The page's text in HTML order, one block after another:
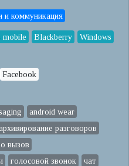
и коммуникация
mobile Blackberry
Windows
Facebook
android wear
разговоров
вызов
голосовой звонок
чат